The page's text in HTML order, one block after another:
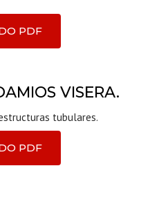
PDF
VISERA.
tubulares.
PDF